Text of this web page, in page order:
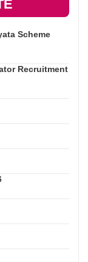
Scheme
Recruitment